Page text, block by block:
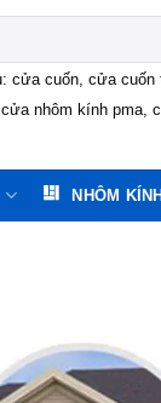
cửa cuốn, cửa cuốn
nhôm kính pma,
NHÔM KÍNH